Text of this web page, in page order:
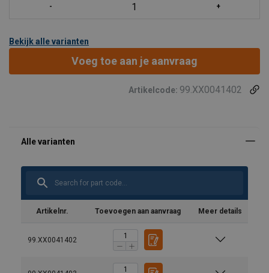
Bekijk alle varianten
Voeg toe aan je aanvraag
Artikelcode: 99.XX0041402
Artikelnr. Toevoegen aan aanvraag Meer details
99.XX0041402